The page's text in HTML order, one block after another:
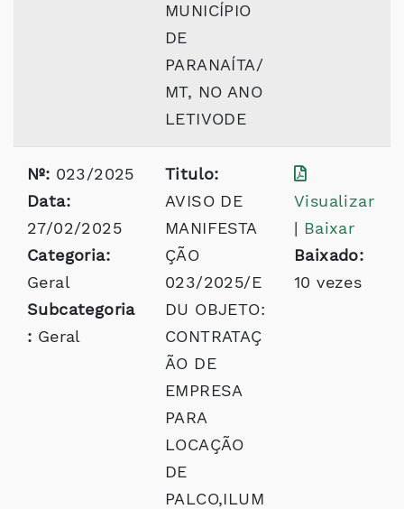
MUNICÍPIO
DE
PARANAÍTA/
MT, NO ANO
LETIVODE
Nº: 023/2025
Data:
27/02/2025
Categoria:
Geral
Subcategoria
: Geral
Titulo:
AVISO DE
MANIFESTA
ÇÃO
023/2025/E
DU OBJETO:
CONTRATAÇ
ÃO DE
EMPRESA
PARA
LOCAÇÃO
DE
PALCO,ILUM
Visualizar
| Baixar
Baixado:
10 vezes